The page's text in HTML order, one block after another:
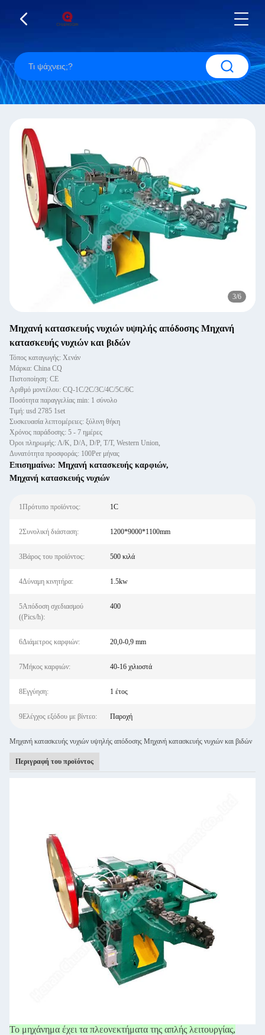
3/6
Μηχανή κατασκευής νυχιών υψηλής απόδοσης Μηχανή
κατασκευής νυχιών και βιδών
Τόπος καταγωγής: Χενάν
Μάρκα: China CQ
Πιστοποίηση: CE
Αριθμό μοντέλου: CQ-1C/2C/3C/4C/5C/6C
Ποσότητα παραγγελίας min: 1 σύνολο
Τιμή: usd 2785 1set
Συσκευασία λεπτομέρειες: ξύλινη θήκη
Χρόνος παράδοσης: 5 - 7 ημέρες
Όροι πληρωμής: Λ/Κ, D/A, D/P, T/T, Western Union,
Δυνατότητα προσφοράς: 100Per μήνας
Επισημαίνω: Μηχανή κατασκευής καρφιών,
Μηχανή κατασκευής νυχιών
1Πρότυπο προϊόντος: 1C
2Συνολική διάσταση: 1200*9000*1100mm
3Βάρος του προϊόντος: 500 κιλά
4Δύναμη κινητήρα: 1.5kw
5Απόδοση σχεδιασμού
((Pics/h):
400
6Διάμετρος καρφιών: 20,0-0,9 mm
7Μήκος καρφιών: 40-16 χιλιοστά
8Εγγύηση: 1 έτος
9Ελέγχος εξόδου με βίντεο: Παροχή
Μηχανή κατασκευής νυχιών υψηλής απόδοσης Μηχανή κατασκευής νυχιών και βιδών
Περιγραφή του προϊόντος
Το μηχάνημα έχει τα πλεονεκτήματα της απλής λειτουργίας,